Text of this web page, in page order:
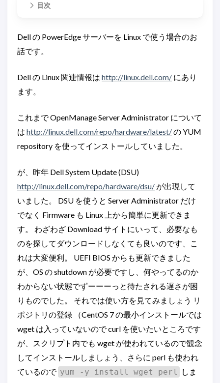
目次
Dell の PowerEdge サーバーを Linux で使う場合のお
話です。
Dell の Linux 関連情報は http://linux.dell.com/ にあり
ます。
これまで OpenManage Server Administrator について
は http://linux.dell.com/repo/hardware/latest/の YUM
repository を使ってインストールしていました。
が、昨年 Dell System Update (DSU)
http://linux.dell.com/repo/hardware/dsu/ が出現して
いました。 DSU を使うと Server Administrator だけ
でなく Firmware も Linux 上から簡単に更新できま
す。 わざわざ Download サイトにいって、必要なも
のを探してダウンロードしなくても良いのです、こ
れは大変便利。 UEFI BIOS からも更新できました
が、OS の shutdown が必要ですし、何やってるのか
わからない状態でずーーーっと待たされる遅さが困
りものでした。 それでは使い方を見てみましょう リ
ポジトリの登録 （CentOS 7 の最小インストールでは
wget は入っていないので curl を使いたいところです
が、スクリプト内でも wget が使われているので観念
してインストールしましょう、さらに perl も使われ
ているので yum -y install wget perl
しま